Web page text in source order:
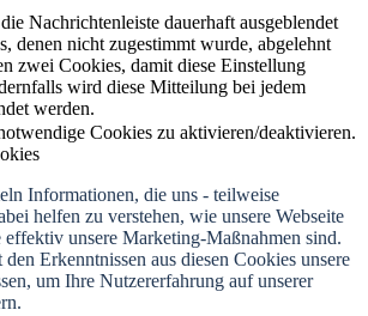
Nachrichtenleiste dauerhaft ausgeblendet
denen nicht zugestimmt wurde, abgelehnt
zwei Cookies, damit diese Einstellung
wird diese Mitteilung bei jedem
werden.
Cookies zu aktivieren/deaktivieren.
Informationen, die uns - teilweise
helfen zu verstehen, wie unsere Webseite
unsere Marketing-Maßnahmen sind.
Erkenntnissen aus diesen Cookies unsere
um Ihre Nutzererfahrung auf unserer